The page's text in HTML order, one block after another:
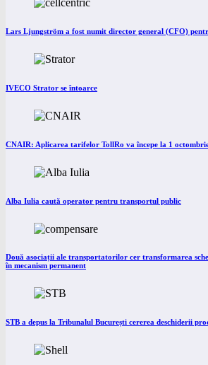
Lars Ljungström a fost numit director general (CFO)
IVECO Strator se întoarce
CNAIR: Aplicarea tarifelor TollRo va începe la 1
Alba Iulia caută operator pentru transportul public
Două asociații ale transportatorilor cer transformarea
în mecanism permanent
STB a depus la Tribunalul București cererea deschiderii